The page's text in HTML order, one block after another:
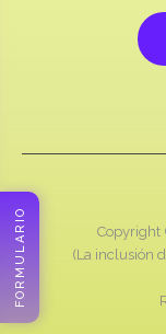
FORMULARIO